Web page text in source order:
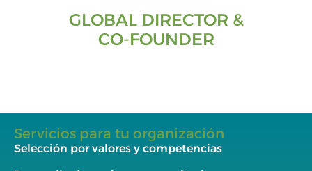
GLOBAL DIRECTOR &
CO-FOUNDER
Servicios para tu organización
Selección por valores y competencias